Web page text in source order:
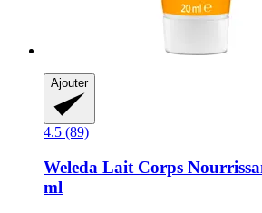
Ajouter
4.5 (89)
Weleda Lait Corps
ml